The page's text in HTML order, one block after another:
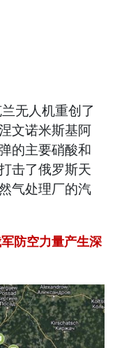
无人机重创了
文诺米斯基阿
的主要硝酸和
击了俄罗斯天
气处理厂的汽
防空力量产生深